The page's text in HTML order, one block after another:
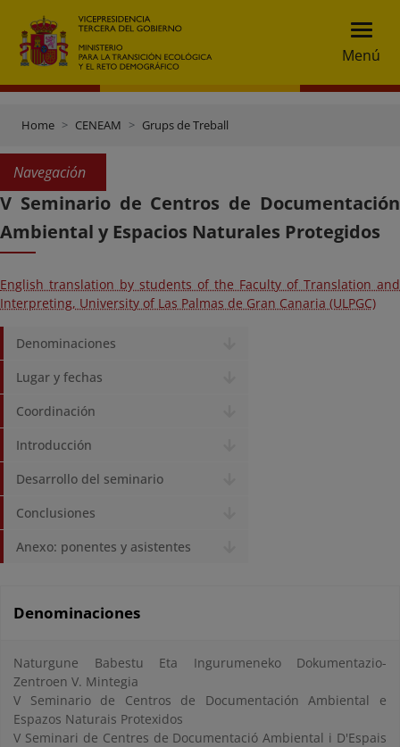
Menú
Home CENEAM Grups de Treball
Navegación
V Seminario de Centros de Documentación
Ambiental y Espacios Naturales Protegidos
English translation by students of the Faculty of Translation and
Interpreting, University of Las Palmas de Gran Canaria (ULPGC)
Denominaciones
Lugar y fechas
Coordinación
Introducción
Desarrollo del seminario
Conclusiones
Anexo: ponentes y asistentes
Denominaciones
Naturgune Babestu Eta Ingurumeneko Dokumentazio-
Zentroen V. Mintegia
V Seminario de Centros de Documentación Ambiental e
Espazos Naturais Protexidos
V Seminari de Centres de Documentació Ambiental i D'Espais